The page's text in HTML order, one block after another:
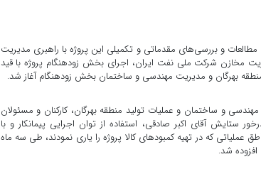
و بررسی‌‏های مقدماتی و تکمیلی این پروژه با راهبری مدیریت
مخازن شرکت ملی نفت ایران، اجرای بخش زودهنگام پروژه با قید
بهرگان و مدیریت مهندسی و ساختمان بخش زودهنگام آغاز شد.
و ساختمان و عملیات تولید منطقه بهرگان، کارکنان و مسئولان
آقای اکبر صادقی، استفاده از توان اجرایی پیمانکار و با
که در تهیه کمبودهای کالا پروژه را یاری نمودند، طی سه ماه
شد.